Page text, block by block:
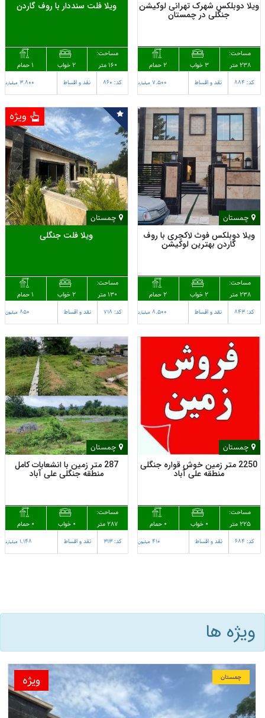
ویلا دوبلکس شهرک تهرانی لوکیشن
جنگلی در چمستان
مساحت:
238 متر
3 خواب 2 حمام
7.500 میلیارد کد: 884 نقد و اقساط
ویلا فلت سنددار با روف گاردن
مساحت:
160 متر
2 خواب 1 حمام
3.800 میلیارد کد: 860 نقد و اقساط
چمستان
ویلا دوبلکس فوث لاکچری با روف
گاردن بهترین لوکیشن
مساحت:
238 متر
2 خواب 2 حمام
8.500 میلیارد کد: 843 نقد و اقساط
چمستان
ویژه
ویلا فلت جنگلی
مساحت:
130 متر
2 خواب 1 حمام
850 میلیون کد: 718 نقد و اقساط
چمستان
2250 متر زمین خوش قواره جنگلی
منطقه علی آباد
مساحت:
225 متر
0 خواب 0 حمام
410 میلیون کد: 684 نقد و اقساط
چمستان
287 متر زمین با انشعابات کامل
منطقه جنگلی علی آباد
مساحت:
287 متر
0 خواب 0 حمام
1.148 میلیارد کد: 313 نقد و اقساط
ویژه ها
چمستان ویژه